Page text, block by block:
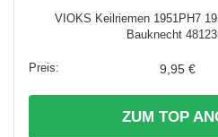
VIOKS Keilriemen 1951PH7
Bauknеcht
9,95 €
ZUM TOP